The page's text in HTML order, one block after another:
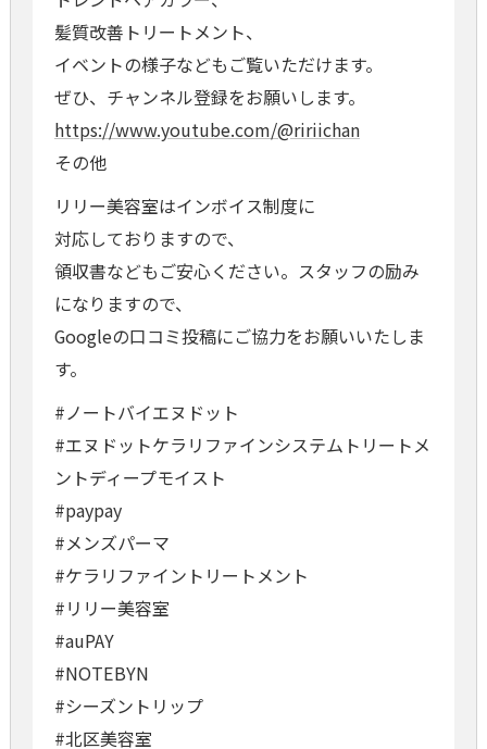
髪質改善トリートメント、
イベントの様子などもご覧いただけます。
ぜひ、チャンネル登録をお願いします。
https://www.youtube.com/@ririichan
その他
リリー美容室はインボイス制度に
対応しておりますので、
領収書などもご安心ください。スタッフの励み
になりますので、
Googleの口コミ投稿にご協力をお願いいたしま
す。
#ノートバイエヌドット
#エヌドットケラリファインシステムトリートメ
ントディープモイスト
#paypay
#メンズパーマ
#ケラリファイントリートメント
#リリー美容室
#auPAY
#NOTEBYN
#シーズントリップ
#北区美容室